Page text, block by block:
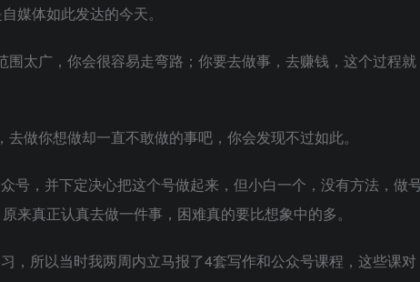
媒体如此发达的今天。
太广，你会很容易走弯路；你要去做事，去赚钱，这个过程就
做你想做却一直不敢做的事吧，你会发现不过如此。
号，并下定决心把这个号做起来，但小白一个，没有方法，做
来真正认真去做一件事，困难真的要比想象中的多。
，所以当时我两周内立马报了4套写作和公众号课程，这些课对